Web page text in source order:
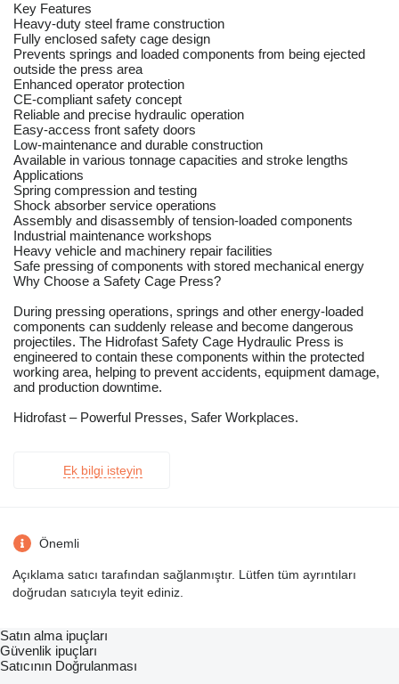
Key Features
Heavy-duty steel frame construction
Fully enclosed safety cage design
Prevents springs and loaded components from being ejected
outside the press area
Enhanced operator protection
CE-compliant safety concept
Reliable and precise hydraulic operation
Easy-access front safety doors
Low-maintenance and durable construction
Available in various tonnage capacities and stroke lengths
Applications
Spring compression and testing
Shock absorber service operations
Assembly and disassembly of tension-loaded components
Industrial maintenance workshops
Heavy vehicle and machinery repair facilities
Safe pressing of components with stored mechanical energy
Why Choose a Safety Cage Press?
During pressing operations, springs and other energy-loaded
components can suddenly release and become dangerous
projectiles. The Hidrofast Safety Cage Hydraulic Press is
engineered to contain these components within the protected
working area, helping to prevent accidents, equipment damage,
and production downtime.
Hidrofast – Powerful Presses, Safer Workplaces.
Ek bilgi isteyin
Önemli
Açıklama satıcı tarafından sağlanmıştır. Lütfen tüm ayrıntıları
doğrudan satıcıyla teyit ediniz.
Satın alma ipuçları
Güvenlik ipuçları
Satıcının Doğrulanması